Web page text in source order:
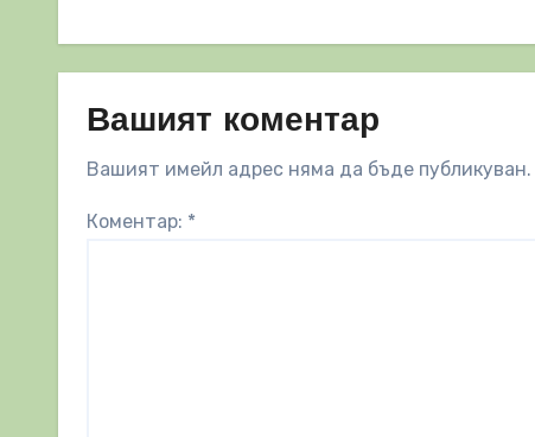
Вашият коментар
Вашият имейл адрес няма да бъде публикуван.
Коментар: *